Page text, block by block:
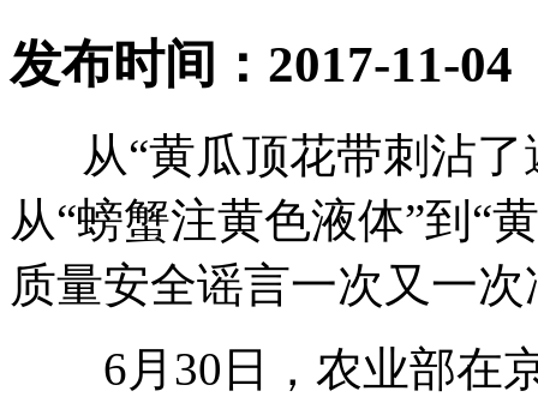
发布时间：2017-11-04
从“黄瓜顶花带刺沾了
从“螃蟹注黄色液体”到“
质量安全谣言一次又一
6月30日，农业部在京